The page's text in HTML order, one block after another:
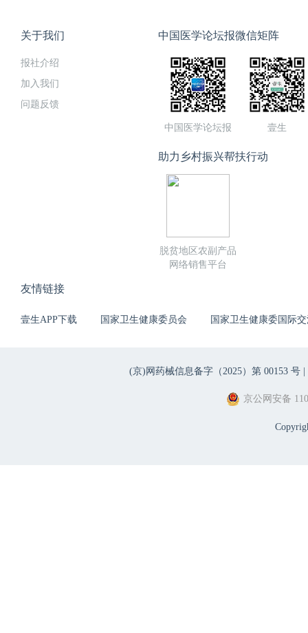
关于我们
报社介绍
加入我们
问题反馈
中国医学论坛报微信矩阵
中国医学论坛报 壹生
助力乡村振兴帮扶行动
脱贫地区农副产品
网络销售平台
友情链接
壹生APP下载 国家卫生健康委员会 国家卫生健康委国际
(京)网药械信息备字（2025）第 00153 号 |
京公网安备